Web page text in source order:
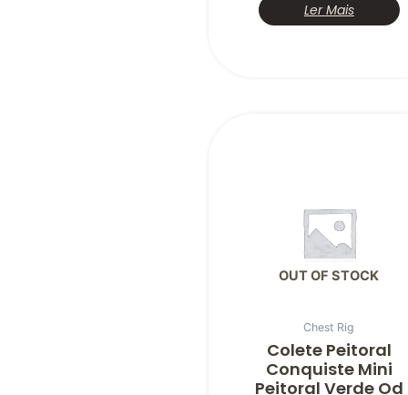
Ler Mais
OUT OF STOCK
Chest Rig
Colete Peitoral
Conquiste Mini
Peitoral Verde Od